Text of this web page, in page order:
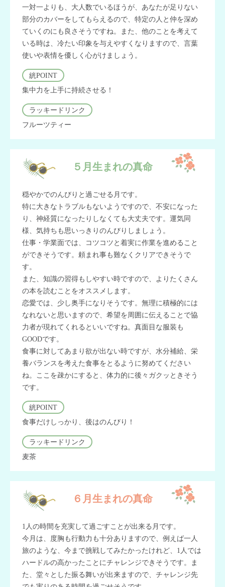
一対一よりも、大人数でいるほうが、あなたが足りない
部分のカバーをしてもらえるので、特定の人と仲を深め
ていくのにも良さそうですね。また、他のことを考えて
いる時は、冷たい印象を与えやすくなりますので、言葉
使いや表情を優しく心がけましょう。
絖POINT
集中力を上手に持続させる！
ラッキードリンク
フルーツティー
５月生まれの真命
穏やかでのんびりと過ごせる月です。
特に大きなトラブルもないようですので、不安になった
り、神経質になったりしなくても大丈夫です。運気同
様、気持ちも思いっきりのんびりしましょう。
仕事・学業面では、コツコツと着実に作業を進めること
ができそうです。頼まれ事も難なくクリアできそうで
す。
また、知識の習得もしやすい時ですので、よりたくさん
の本を読むことをオススメします。
恋愛では、少し奥手になりそうです。無理に積極的には
なれないと思いますので、希望を周囲に伝えることで協
力者が現れてくれるといいですね。真面目な服装も
GOODです。
食事に対してあまり欲が出ない時ですが、水分補給、栄
養バランスを考えた食事をとるように努めてください
ね。ここを疎かにすると、体力的に後々ガクッときそう
です。
絖POINT
食事だけしっかり、後はのんびり！
ラッキードリンク
麦茶
６月生まれの真命
1人の時間を充実して過ごすことが出来る月です。
今月は、度胸も行動力も十分ありますので、例えば一人
旅のような、今まで挑戦してみたかったけれど、1人では
ハードルの高かったことにチャレンジできそうです。ま
た、堂々とした振る舞いが出来ますので、チャレンジ先